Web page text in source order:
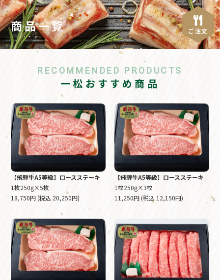
商品一覧 ご注文
RECOMMENDED PRODUCTS
一松おすすめ商品
【飛騨牛A5等級】ロースステーキ
1枚250g×5枚
18,750円 (税込 20,250円)
【飛騨牛A5等級】ロースステーキ
1枚250g×3枚
11,250円 (税込 12,150円)